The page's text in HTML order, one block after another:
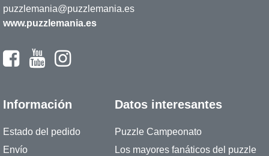
puzzlemania@puzzlemania.es
www.puzzlemania.es
Información
Estado del pedido
Envío
Datos interesantes
Puzzle Campeonato
Los mayores fanáticos del puzzle